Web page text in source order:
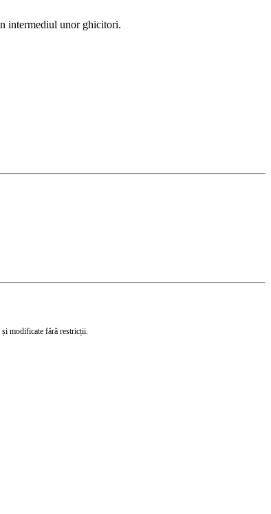
intermediul unor ghicitori.
modificate fără restricții.